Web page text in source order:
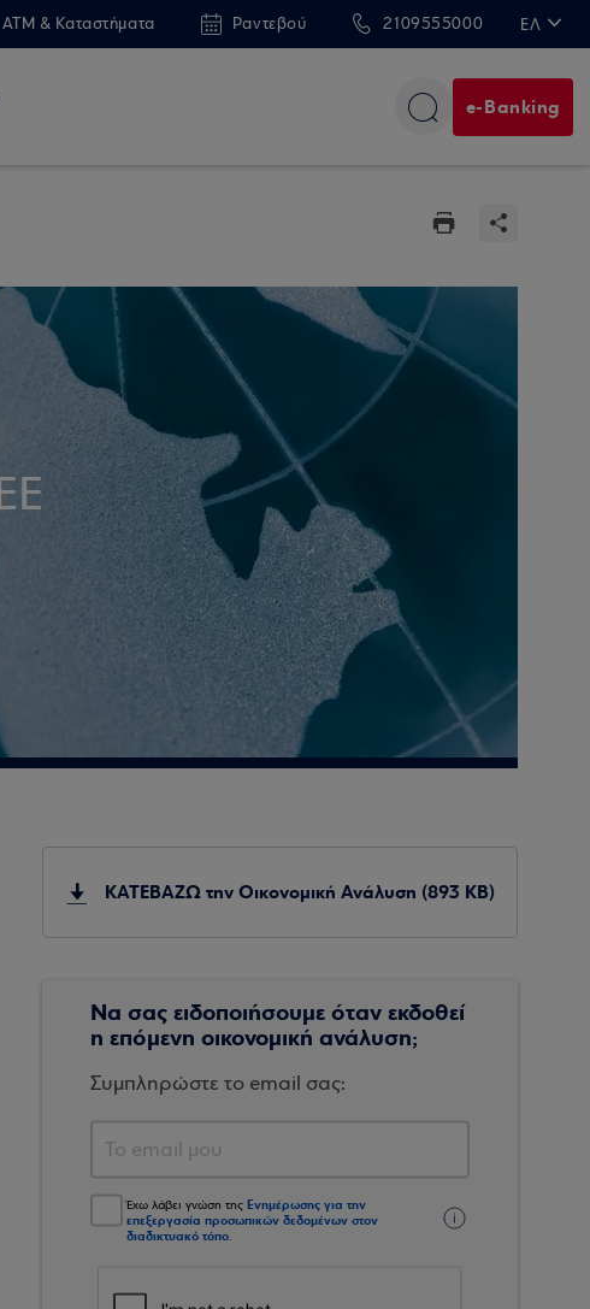
ATM & Καταστήματα Ραντεβού 2109555000 ΕΛ
e-Banking
ΚΑΤΕΒΑΖΩ την Οικονομική Ανάλυση (893 KB)
Να σας ειδοποιήσουμε όταν εκδοθεί
η επόμενη οικονομική ανάλυση;
Συμπληρώστε το email σας:
Έχω λάβει γνώση της Ενημέρωσης για την
επεξεργασία προσωπικών δεδομένων στον
διαδικτυακό τόπο.